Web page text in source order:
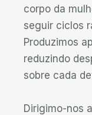
corpo da
seguir ciclos
Produzimos
reduzindo
sobre cada
Dirigimo-nos